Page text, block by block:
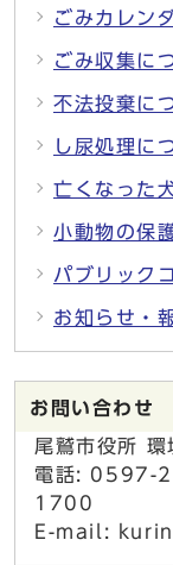
ごみカレン
ごみ収集に
不法投棄に
し尿処理に
亡くなった
小動物の保
パブリック
お知らせ・
お問い合わせ
尾鷲市役所 環
電話: 0597-
1700
E-mail: